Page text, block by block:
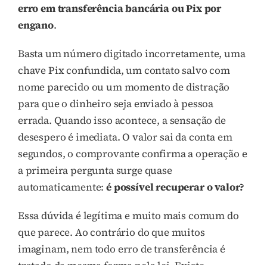
erro em transferência bancária ou Pix por
engano.
Basta um número digitado incorretamente, uma
chave Pix confundida, um contato salvo com
nome parecido ou um momento de distração
para que o dinheiro seja enviado à pessoa
errada. Quando isso acontece, a sensação de
desespero é imediata. O valor sai da conta em
segundos, o comprovante confirma a operação e
a primeira pergunta surge quase
automaticamente:é possível recuperar o valor?
Essa dúvida é legítima e muito mais comum do
que parece. Ao contrário do que muitos
imaginam, nem todo erro de transferência é